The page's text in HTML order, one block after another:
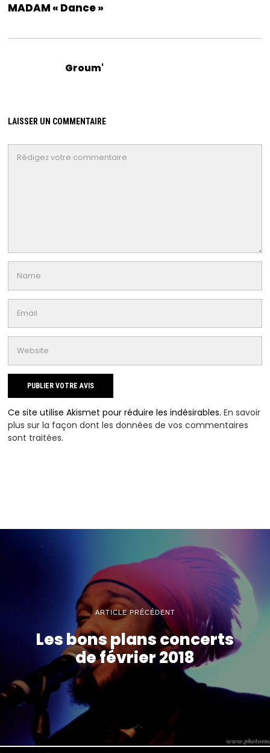
MADAM « Dance »
Groum'
LAISSER UN COMMENTAIRE
Ce site utilise Akismet pour réduire les indésirables.En savoir
plus sur la façon dont les données de vos commentaires
sont traitées.
ARTICLE PRÉCÉDENT
Les bons plans concerts
de février 2018